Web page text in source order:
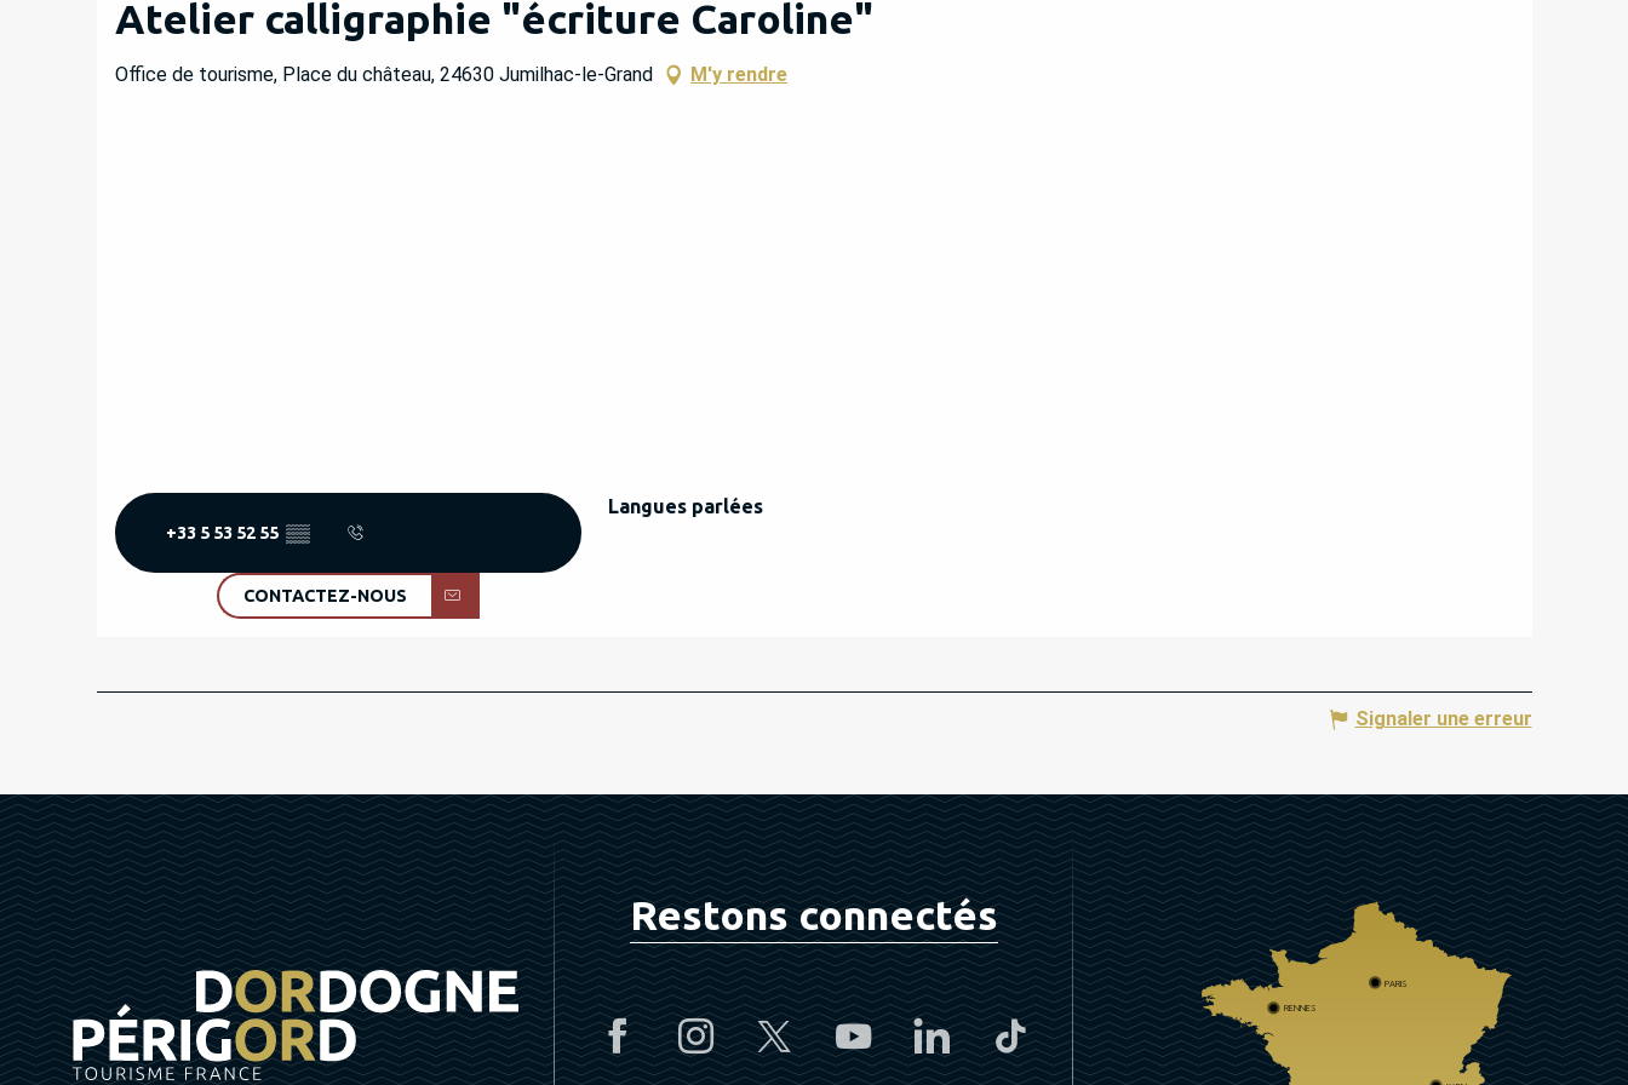
Atelier calligraphie "écriture Caroline"
Office de tourisme, Place du château, 24630 Jumilhac-le-Grand M'y rendre
+33 5 53 52 55 ▒▒
CONTACTEZ-NOUS
Langues parlées
Langues parlées
Signaler une erreur
Restons connectés
PARIS
RENNES